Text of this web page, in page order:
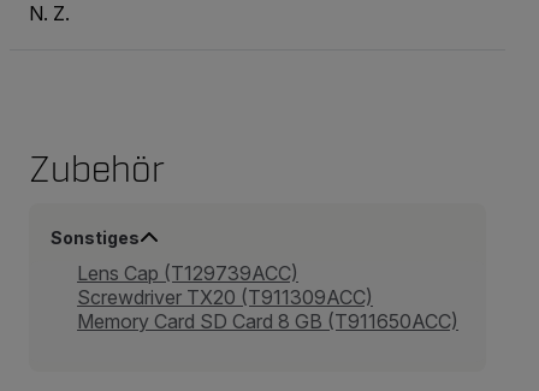
N. Z.
Zubehör
Sonstiges
Lens Cap (T129739ACC)
Screwdriver TX20 (T911309ACC)
Memory Card SD Card 8 GB (T911650ACC)